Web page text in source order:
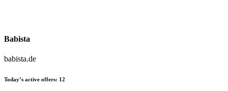
Babista
babista.de
Today’s active offers: 12